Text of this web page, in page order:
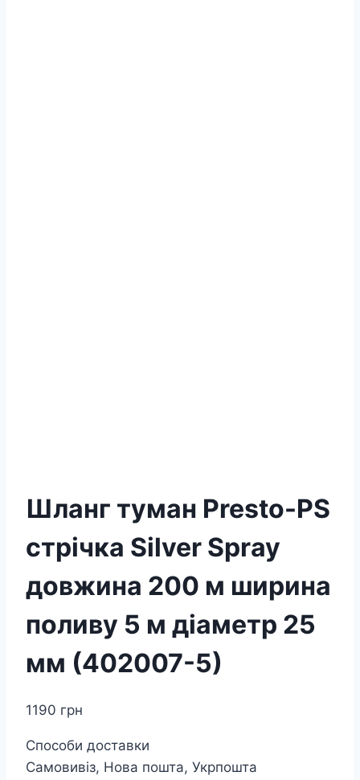
Шланг туман Presto-PS
стрічка Silver Spray
довжина 200 м ширина
поливу 5 м діаметр 25
мм (402007-5)
1190 грн
Способи доставки
Самовивіз, Нова пошта, Укрпошта